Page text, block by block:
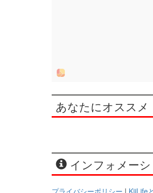
あなたにオススメ
インフォメー